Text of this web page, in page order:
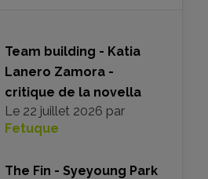
Team building - Katia
Lanero Zamora -
critique de la novella
Le 22 juillet 2026 par
Fetuque
The Fin - Syeyoung Park